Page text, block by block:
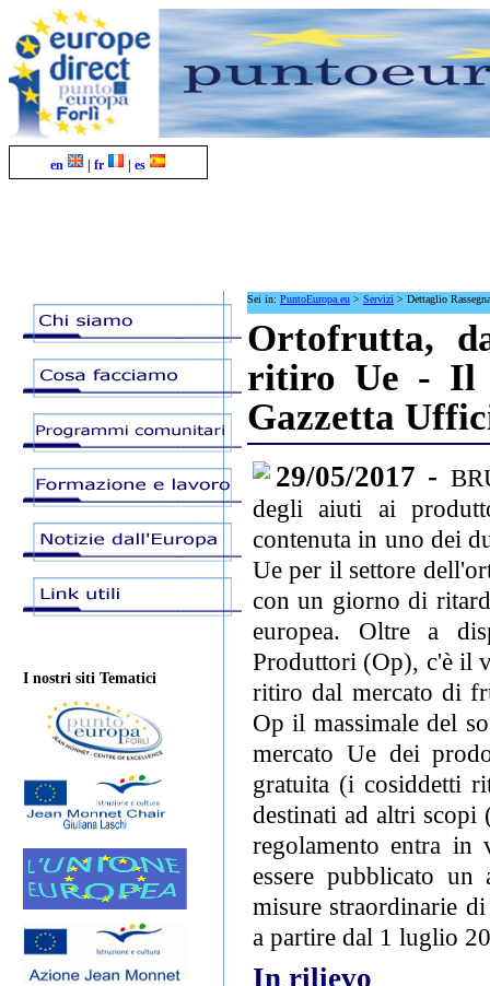
en | fr | es
I nostri siti Tematici
Sei in: PuntoEuropa.eu > Servizi > Dettaglio
Ortofrutta,
ritiro Ue - Il
Gazzetta
29/05/2017 -
degli aiuti ai
contenuta in uno dei
Ue per il settore
con un giorno di
europea. Oltre a
Produttori (Op), c'è il
ritiro dal mercato di
Op il massimale del
mercato Ue dei
gratuita (i cosiddetti
destinati ad altri
regolamento entra
essere pubblicato
misure straordinarie
a partire dal 1 luglio
In rilievo